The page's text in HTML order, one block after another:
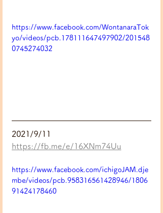
https://www.facebook.com/WontanaraTok
yo/videos/pcb.178111647497902/201548
0745274032
2021/9/11
https://fb.me/e/16XNm74Uu
https://www.facebook.com/ichigoJAM.dje
mbe/videos/pcb.958316561428946/1806
91424178460